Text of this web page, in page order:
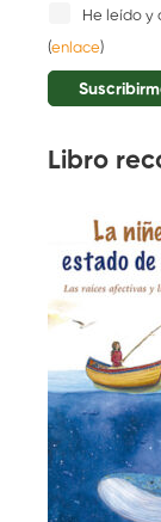
He leído
(enlace)
Libro